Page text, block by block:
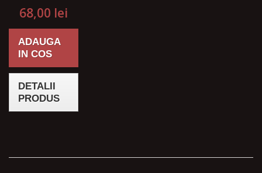
68,00 lei
ADAUGA
IN COS
DETALII
PRODUS